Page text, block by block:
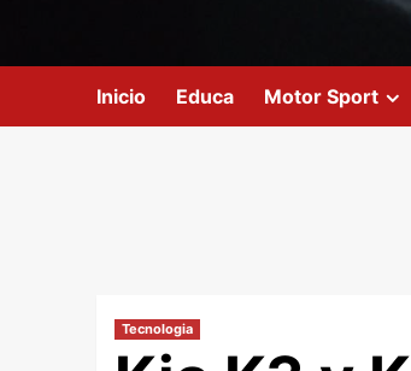
Inicio Educa Motor Sport
Tecnologia